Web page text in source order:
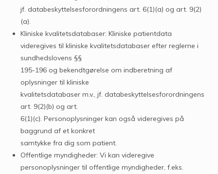
jf. databeskyttelsesforordningens art. 6(1)(a) og art. 9(2)
(a).
Kliniske kvalitetsdatabaser: Kliniske patientdata
videregives til kliniske kvalitetsdatabaser efter reglerne i
sundhedslovens §§
195-196 og bekendtgørelse om indberetning af
oplysninger til kliniske
kvalitetsdatabaser m.v., jf. databeskyttelsesforordningens
art. 9(2)(b) og art.
6(1)(c). Personoplysninger kan også videregives på
baggrund af et konkret
samtykke fra dig som patient.
Offentlige myndigheder: Vi kan videregive
personoplysninger til offentlige myndigheder, f.eks.